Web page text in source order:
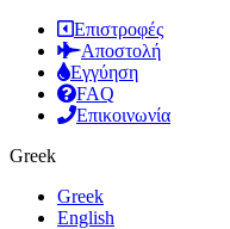
Επιστροφές
Αποστολή
Εγγύηση
FAQ
Επικοινωνία
Greek
Greek
English